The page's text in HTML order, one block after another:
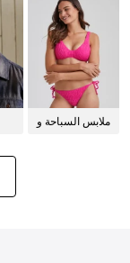
ملابس السباحة و